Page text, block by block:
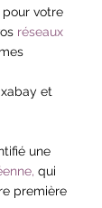
votre
réseaux
et
une
qui
première